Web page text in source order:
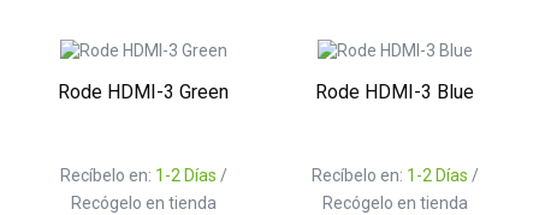
Rode HDMI-3 Green
Recíbelo en: 1-2 Días /
Recógelo en tienda
Rode HDMI-3 Blue
Recíbelo en: 1-2 Días /
Recógelo en tienda